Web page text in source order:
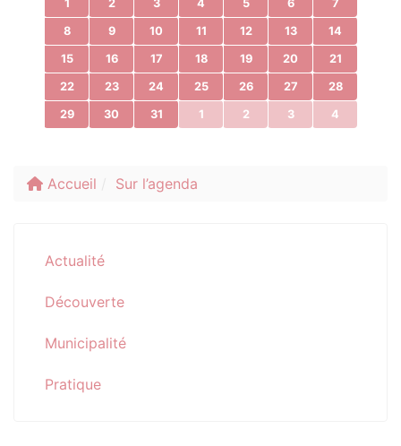
1 2 3 4 5 6 7
8 9 10 11 12 13 14
15 16 17 18 19 20 21
22 23 24 25 26 27 28
29 30 31 1 2 3 4
Accueil Sur l’agenda
Actualité
Découverte
Municipalité
Pratique